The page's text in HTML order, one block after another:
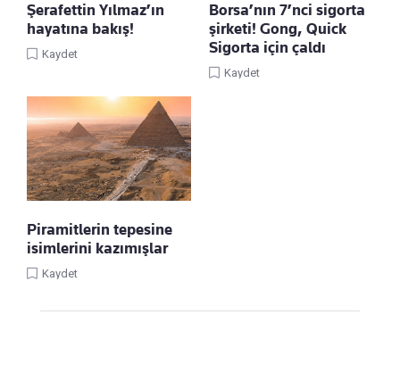
Şerafettin Yılmaz’ın
hayatına bakış!
Kaydet
Borsa’nın 7’nci sigorta
şirketi! Gong, Quick
Sigorta için çaldı
Kaydet
Piramitlerin tepesine
isimlerini kazımışlar
Kaydet